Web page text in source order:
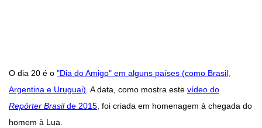
O dia 20 é o "Dia do Amigo" em alguns países (como Brasil,
Argentina e Uruguai). A data, como mostra este vídeo do
Repórter Brasilde 2015, foi criada em homenagem à chegada do
homem à Lua.